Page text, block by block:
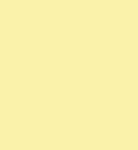
Не имея другого выбора, мы
зашли внутрь. То место... то
было похоже на мой подвал...
коридоров. Бесконечный ад
одноцветных стен. Я никогда бы
здесь...никто из нас не хотел.
время раздался крик Кэтрин
тут же побежали к источнику
нашли её... Она плакала.
но идти было некуда. Мы просто
Спустя ещё время кто-то вышел
Рид. Мы тут же подорвались и
шокированым? О-Он не хотел
вообще ничего. Он просто сел